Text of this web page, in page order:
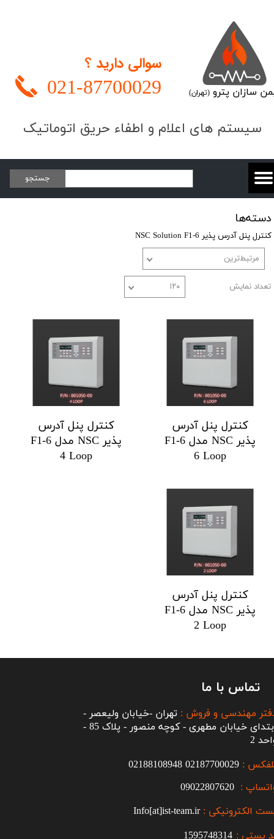
​​​سیستم های اعلام و اطفاء حریق اتوماتیک
سازان پترو(تهران)
سوالی دارید ؟
021-87700029
جستجو
دسته‌ها
کنترل پنل آدرس پذیر NSC Solution F1-6
مرتبط‌ترین
تعداد نمایش ۱۲۰
کنترل پنل آدرس
پذیر NSC مدل F1-6
6 Loop
کنترل پنل آدرس
پذیر NSC مدل F1-6
4 Loop
کنترل پنل آدرس
پذیر NSC مدل F1-6
2 Loop
تماس با ما
:
02187700029
02188108948
الکترونیکی :Info[at]ist-team.ir
:
مهندسی و فروش : تهران -خیابان ولیعصر -
ابتدای خیابان مطهری - کوچه منصور - پلاک 85 -
2
پستی : 1595748314